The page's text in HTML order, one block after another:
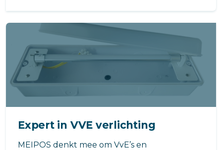
Expert in VVE verlichting
MEIPOS denkt mee om VvE’s en